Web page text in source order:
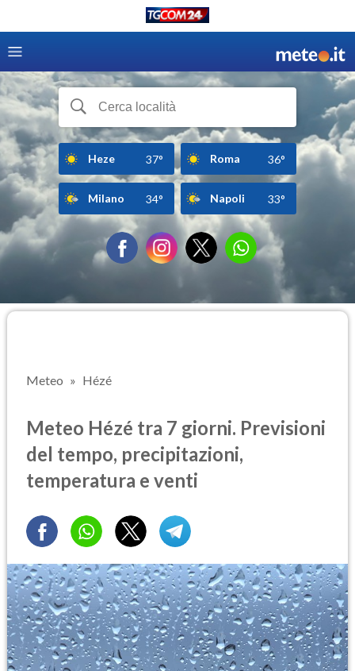
Heze 37° Roma 36°
Milano 34° Napoli 33°
Meteo Hézé
Meteo Hézé tra 7 giorni. Previsioni
del tempo, precipitazioni,
temperatura e venti